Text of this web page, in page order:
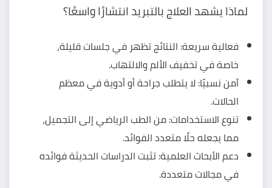
لماذا يشهد العلاج بالتبريد انتشارًا واسعًا؟
فعالية سريعة: النتائج تظهر في جلسات قليلة،
خاصة في تخفيف الألم والالتهاب.
آمن نسبيًا: لا يتطلب جراحة أو أدوية في معظم
الحالات.
تنوع الاستخدامات: من الطب الرياضي إلى التجميل،
مما يجعله حلًا متعدد الفوائد.
دعم الأبحاث العلمية: تثبت الدراسات الحديثة فوائده
في مجالات متعددة.